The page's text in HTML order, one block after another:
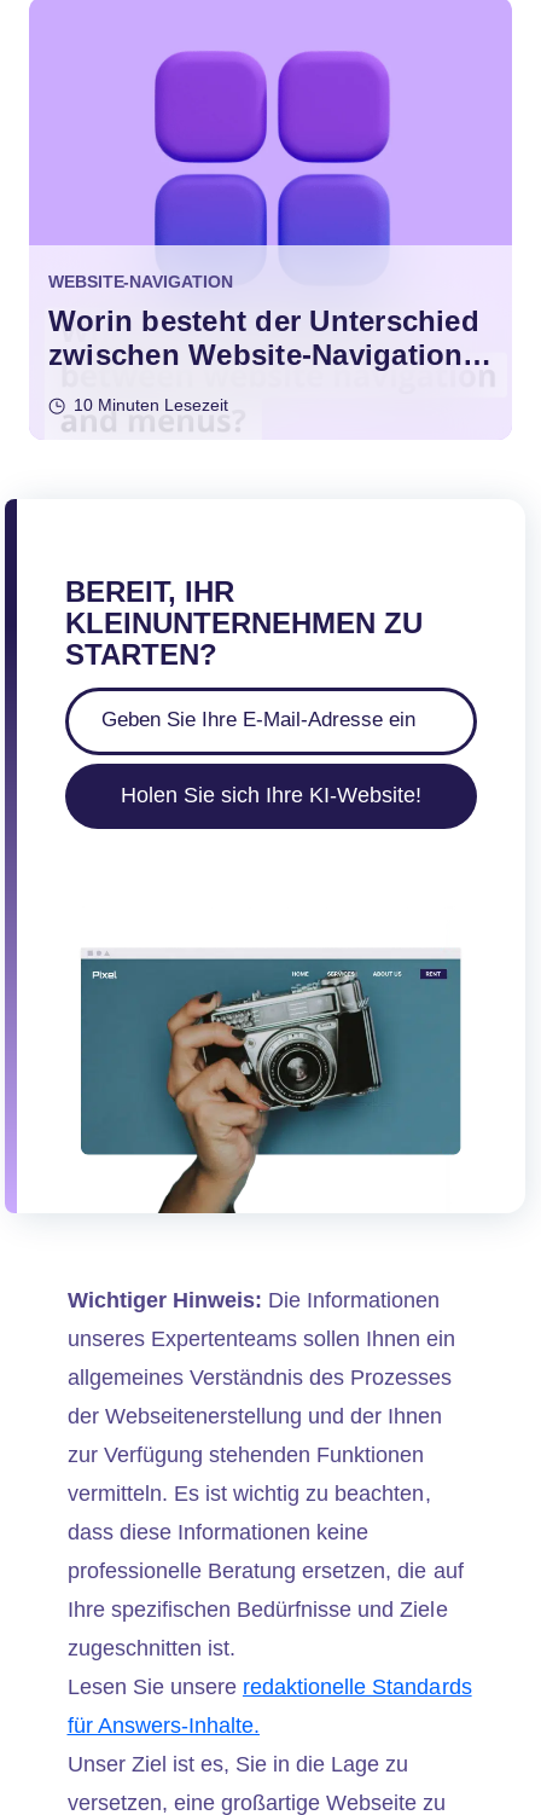
WEBSITE-NAVIGATION
Worin besteht der Unterschied
zwischen Website-Navigation
10 Minuten Lesezeit
BEREIT, IHR
KLEINUNTERNEHMEN ZU
STARTEN?
Holen Sie sich Ihre KI-Website!
Wichtiger Hinweis: Die Informationen
unseres Expertenteams sollen Ihnen ein
allgemeines Verständnis des Prozesses
der Webseitenerstellung und der Ihnen
zur Verfügung stehenden Funktionen
vermitteln. Es ist wichtig zu beachten,
dass diese Informationen keine
professionelle Beratung ersetzen, die auf
Ihre spezifischen Bedürfnisse und Ziele
zugeschnitten ist.
Lesen Sie unsere redaktionelle Standards
für Answers-Inhalte.
Unser Ziel ist es, Sie in die Lage zu
versetzen, eine großartige Webseite zu